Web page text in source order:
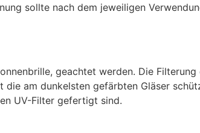
sollte nach dem jeweiligen
geachtet werden. Die Filterung
am dunkelsten gefärbten Gläser
UV-Filter gefertigt sind.